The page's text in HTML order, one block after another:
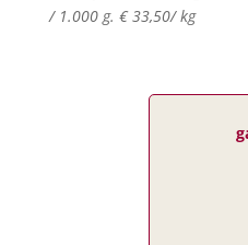
/ 1.000 g. € 33,50/ kg